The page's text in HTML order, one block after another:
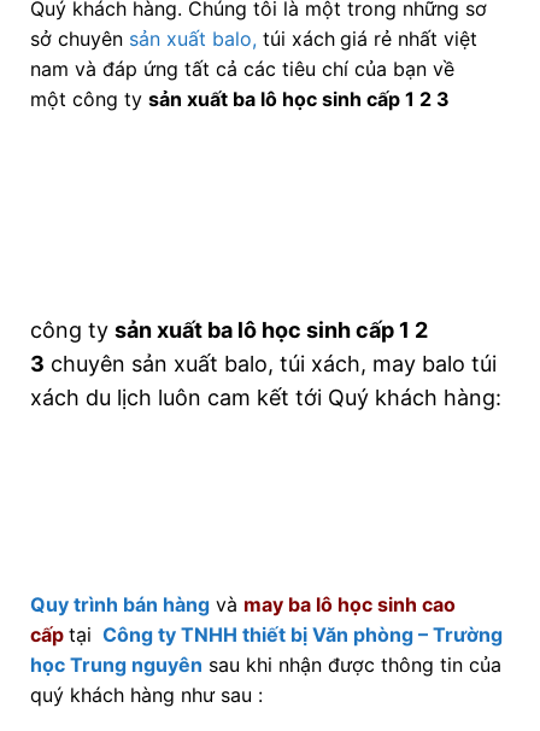
Quý khách hàng. Chúng tôi là một trong những sơ
sở chuyên sản xuất balo, túi xách giá rẻ nhất việt
nam và đáp ứng tất cả các tiêu chí của bạn về
một công ty sản xuất ba lô học sinh cấp 1 2 3
công ty sản xuất ba lô học sinh cấp 1 2
3 chuyên sản xuất balo, túi xách, may balo túi
xách du lịch luôn cam kết tới Quý khách hàng:
Quy trình bán hàngvà may ba lô học sinh cao
cấp tại Công ty TNHH thiết bị Văn phòng – Trường
học Trung nguyên sau khi nhận được thông tin của
quý khách hàng như sau :